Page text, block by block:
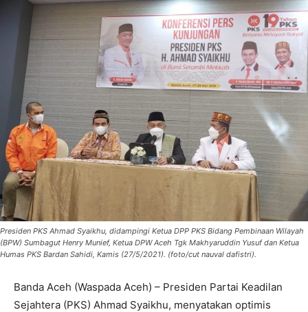
Presiden PKS Ahmad Syaikhu, didampingi Ketua DPP PKS Bidang Pembinaan Wilayah
(BPW) Sumbagut Henry Munief, Ketua DPW Aceh Tgk Makhyaruddin Yusuf dan Ketua
Humas PKS Bardan Sahidi, Kamis (27/5/2021). (foto/cut nauval dafistri).
Banda Aceh (Waspada Aceh) – Presiden Partai Keadilan
Sejahtera (PKS) Ahmad Syaikhu, menyatakan optimis